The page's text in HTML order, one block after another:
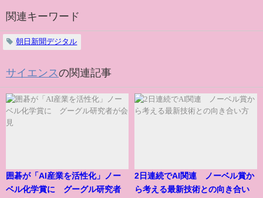
関連キーワード
朝日新聞デジタル
サイエンスの関連記事
囲碁が「AI産業を活性化」ノー
ベル化学賞に グーグル研究者
2日連続でAI関連 ノーベル賞か
ら考える最新技術との向き合い